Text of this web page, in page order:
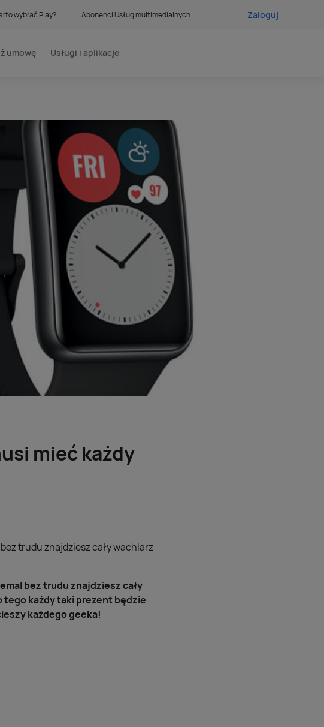
wybrać Play? Abonenci Usług multimedialnych Zaloguj
umowę Usługi i aplikacje
mieć każdy
trudu znajdziesz cały wachlarz
bez trudu znajdziesz cały
tego każdy taki prezent będzie
każdego geeka!